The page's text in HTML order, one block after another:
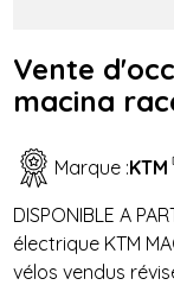
Vente
macina
Marque :KTM
DISPONIBLE A
électrique KTM
vélos vendus